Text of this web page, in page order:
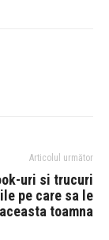
Articolul următor
uri si trucuri
pe care sa le
toamna